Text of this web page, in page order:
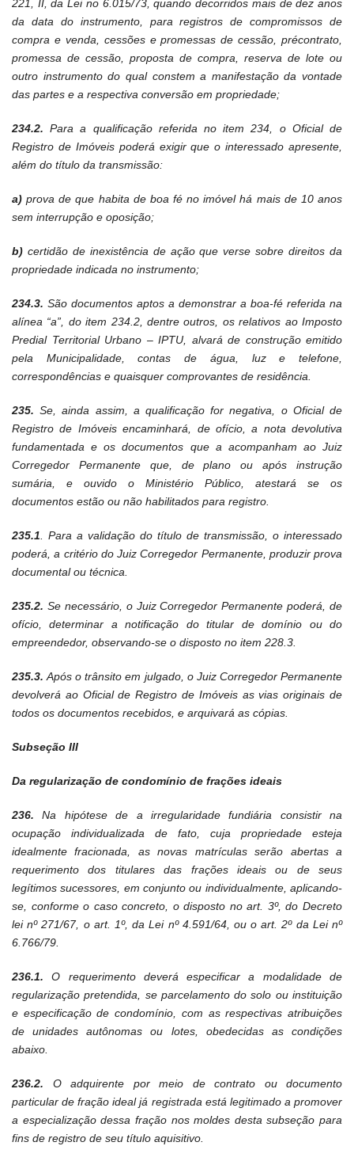
221, II, da Lei no 6.015/73, quando decorridos mais de dez anos
da data do instrumento, para registros de compromissos de
compra e venda, cessões e promessas de cessão, précontrato,
promessa de cessão, proposta de compra, reserva de lote ou
outro instrumento do qual constem a manifestação da vontade
das partes e a respectiva conversão em propriedade;
234.2.Para a qualificação referida no item 234, o Oficial de
Registro de Imóveis poderá exigir que o interessado apresente,
além do título da transmissão:
a)prova de que habita de boa fé no imóvel há mais de 10 anos
sem interrupção e oposição;
b) certidão de inexistência de ação que verse sobre direitos da
propriedade indicada no instrumento;
234.3. São documentos aptos a demonstrar a boa-fé referida na
alínea “a”, do item 234.2, dentre outros, os relativos ao Imposto
Predial Territorial Urbano – IPTU, alvará de construção emitido
pela Municipalidade, contas de água, luz e telefone,
correspondências e quaisquer comprovantes de residência.
235.Se, ainda assim, a qualificação for negativa, o Oficial de
Registro de Imóveis encaminhará, de ofício, a nota devolutiva
fundamentada e os documentos que a acompanham ao Juiz
Corregedor Permanente que, de plano ou após instrução
sumária, e ouvido o Ministério Público, atestará se os
documentos estão ou não habilitados para registro.
235.1 . Para a validação do título de transmissão, o interessado
poderá, a critério do Juiz Corregedor Permanente, produzir prova
documental ou técnica.
235.2. Se necessário, o Juiz Corregedor Permanente poderá, de
ofício, determinar a notificação do titular de domínio ou do
empreendedor, observando-se o disposto no item 228.3.
235.3.Após o trânsito em julgado, o Juiz Corregedor Permanente
devolverá ao Oficial de Registro de Imóveis as vias originais de
todos os documentos recebidos, e arquivará as cópias.
Subseção III
Da regularização de condomínio de frações ideais
236.Na hipótese de a irregularidade fundiária consistir na
ocupação individualizada de fato, cuja propriedade esteja
idealmente fracionada, as novas matrículas serão abertas a
requerimento dos titulares das frações ideais ou de seus
legítimos sucessores, em conjunto ou individualmente, aplicando-
se, conforme o caso concreto, o disposto no art. 3º, do Decreto
lei nº 271/67, o art. 1º, da Lei nº 4.591/64, ou o art. 2º da Lei nº
6.766/79.
236.1.O requerimento deverá especificar a modalidade de
regularização pretendida, se parcelamento do solo ou instituição
e especificação de condomínio, com as respectivas atribuições
de unidades autônomas ou lotes, obedecidas as condições
abaixo.
236.2. O adquirente por meio de contrato ou documento
particular de fração ideal já registrada está legitimado a promover
a especialização dessa fração nos moldes desta subseção para
fins de registro de seu título aquisitivo.